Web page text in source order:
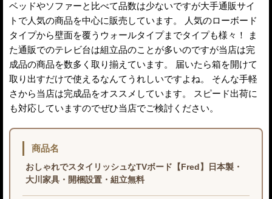
ベッドやソファーと比べて品数は少ないですが大手通販サイ
トで人気の商品を中心に販売しています。 人気のローボード
タイプから壁面を覆うウォールタイプまでタイプも様々！ ま
た通販でのテレビ台は組立品のことが多いのですが当店は完
成品の商品を数多く取り揃えています。 届いたら箱を開けて
取り出すだけで使えるなんてうれしいですよね。 そんな手軽
さから当店は完成品をオススメしています。 スピード出荷に
も対応していますのでぜひ当店でご検討ください。
商品名
おしゃれでスタイリッシュなTVボード【Fred】日本製・
大川家具・開梱設置・組立無料